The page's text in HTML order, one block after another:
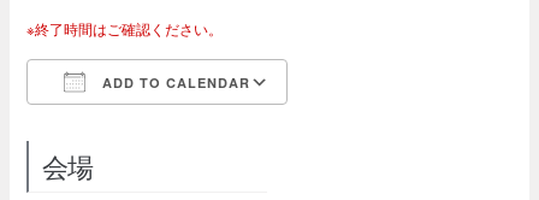
※終了時間はご確認ください。
ADD TO CALENDAR
会場